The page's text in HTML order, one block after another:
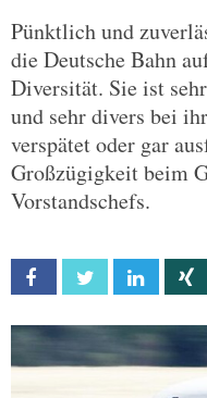
Pünktlich und
die Deutsche Bahn
Diversität. Sie ist
und sehr divers bei
verspätet oder gar
Großzügigkeit beim
Vorstandschefs.
Facebook Twitter Linkedin